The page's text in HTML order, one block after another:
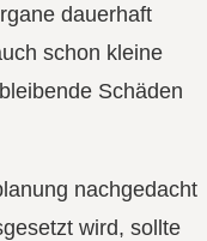
dauerhaft
schon kleine
Schäden
nachgedacht
wird, sollte